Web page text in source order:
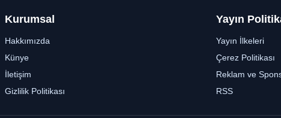
Kurumsal
Hakkımızda
Künye
İletişim
Gizlilik Politikası
Yayın
Yayın İlkeleri
Çerez Politikası
Reklam ve
RSS